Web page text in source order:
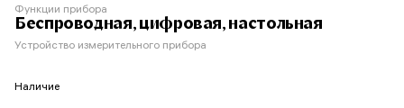
Функции прибора
Беспроводная, цифровая, настольная
Устройство измерительного прибора
Наличие